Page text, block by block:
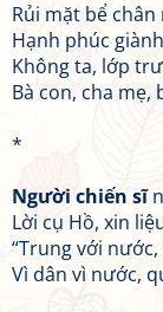
Rủi mặt bể
Hạnh phúc
Không ta, lớp
Bà con, cha mẹ,
*
Người chiến sĩ
Lời cụ Hồ, xin
“Trung với
Vì dân vì nước,